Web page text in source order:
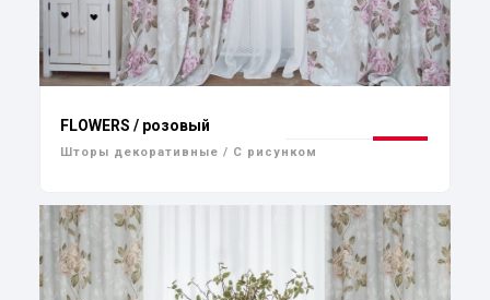
FLOWERS / розовый
Шторы декоративные / С рисунком